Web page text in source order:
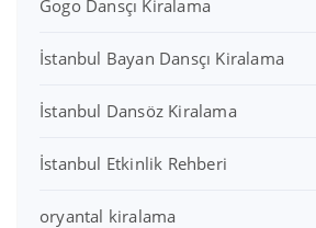
Gogo Dansçı Kiralama
İstanbul Bayan Dansçı Kiralama
İstanbul Dansöz Kiralama
İstanbul Etkinlik Rehberi
oryantal kiralama